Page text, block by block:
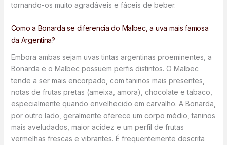
tornando-os muito agradáveis e fáceis de beber.
Como a Bonarda se diferencia do Malbec, a uva mais famosa
da Argentina?
Embora ambas sejam uvas tintas argentinas proeminentes, a
Bonarda e o Malbec possuem perfis distintos. O Malbec
tende a ser mais encorpado, com taninos mais presentes,
notas de frutas pretas (ameixa, amora), chocolate e tabaco,
especialmente quando envelhecido em carvalho. A Bonarda,
por outro lado, geralmente oferece um corpo médio, taninos
mais aveludados, maior acidez e um perfil de frutas
vermelhas frescas e vibrantes. É frequentemente descrita